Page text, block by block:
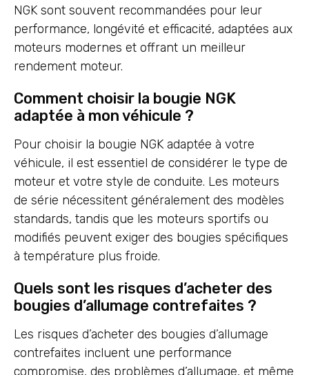
NGK sont souvent recommandées pour leur
performance, longévité et efficacité, adaptées aux
moteurs modernes et offrant un meilleur
rendement moteur.
Comment choisir la bougie NGK
adaptée à mon véhicule ?
Pour choisir la bougie NGK adaptée à votre
véhicule, il est essentiel de considérer le type de
moteur et votre style de conduite. Les moteurs
de série nécessitent généralement des modèles
standards, tandis que les moteurs sportifs ou
modifiés peuvent exiger des bougies spécifiques
à température plus froide.
Quels sont les risques d’acheter des
bougies d’allumage contrefaites ?
Les risques d’acheter des bougies d’allumage
contrefaites incluent une performance
compromise, des problèmes d’allumage, et même